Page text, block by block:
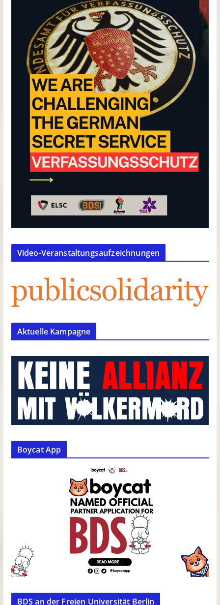
Video-Veranstaltungsaufzeichnungen
Aktuelle Kampagne
Boycat App
BDS an der Freien Universität Berlin